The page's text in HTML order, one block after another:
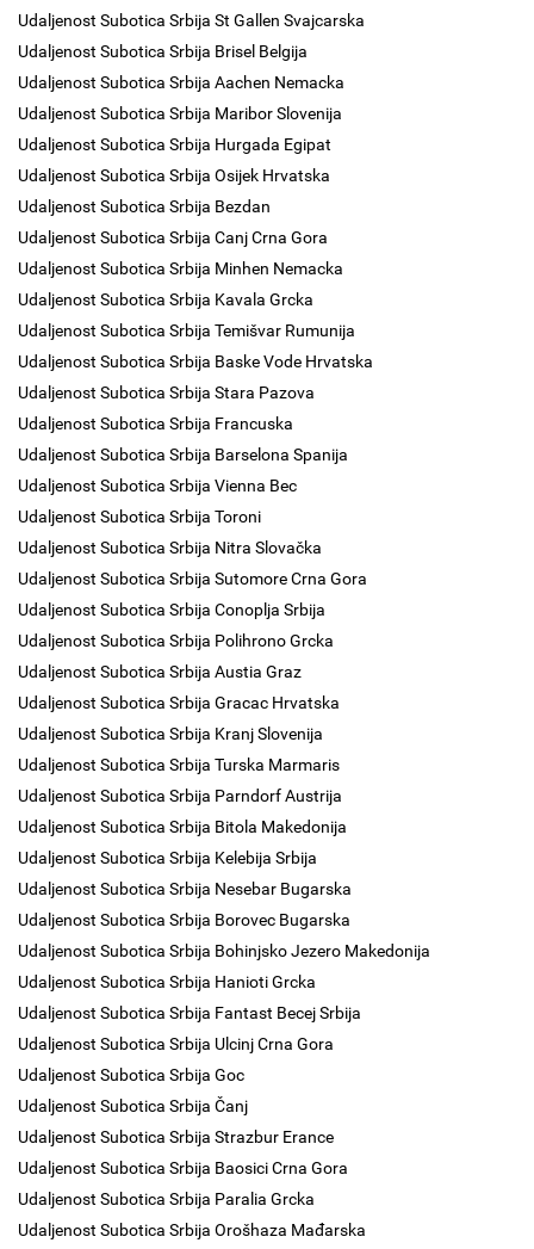
Udaljenost Subotica Srbija St Gallen Svajcarska
Udaljenost Subotica Srbija Brisel Belgija
Udaljenost Subotica Srbija Aachen Nemacka
Udaljenost Subotica Srbija Maribor Slovenija
Udaljenost Subotica Srbija Hurgada Egipat
Udaljenost Subotica Srbija Osijek Hrvatska
Udaljenost Subotica Srbija Bezdan
Udaljenost Subotica Srbija Canj Crna Gora
Udaljenost Subotica Srbija Minhen Nemacka
Udaljenost Subotica Srbija Kavala Grcka
Udaljenost Subotica Srbija Temišvar Rumunija
Udaljenost Subotica Srbija Baske Vode Hrvatska
Udaljenost Subotica Srbija Stara Pazova
Udaljenost Subotica Srbija Francuska
Udaljenost Subotica Srbija Barselona Spanija
Udaljenost Subotica Srbija Vienna Bec
Udaljenost Subotica Srbija Toroni
Udaljenost Subotica Srbija Nitra Slovačka
Udaljenost Subotica Srbija Sutomore Crna Gora
Udaljenost Subotica Srbija Conoplja Srbija
Udaljenost Subotica Srbija Polihrono Grcka
Udaljenost Subotica Srbija Austia Graz
Udaljenost Subotica Srbija Gracac Hrvatska
Udaljenost Subotica Srbija Kranj Slovenija
Udaljenost Subotica Srbija Turska Marmaris
Udaljenost Subotica Srbija Parndorf Austrija
Udaljenost Subotica Srbija Bitola Makedonija
Udaljenost Subotica Srbija Kelebija Srbija
Udaljenost Subotica Srbija Nesebar Bugarska
Udaljenost Subotica Srbija Borovec Bugarska
Udaljenost Subotica Srbija Bohinjsko Jezero Makedonija
Udaljenost Subotica Srbija Hanioti Grcka
Udaljenost Subotica Srbija Fantast Becej Srbija
Udaljenost Subotica Srbija Ulcinj Crna Gora
Udaljenost Subotica Srbija Goc
Udaljenost Subotica Srbija Čanj
Udaljenost Subotica Srbija Strazbur Erance
Udaljenost Subotica Srbija Baosici Crna Gora
Udaljenost Subotica Srbija Paralia Grcka
Udaljenost Subotica Srbija Orošhaza Mađarska